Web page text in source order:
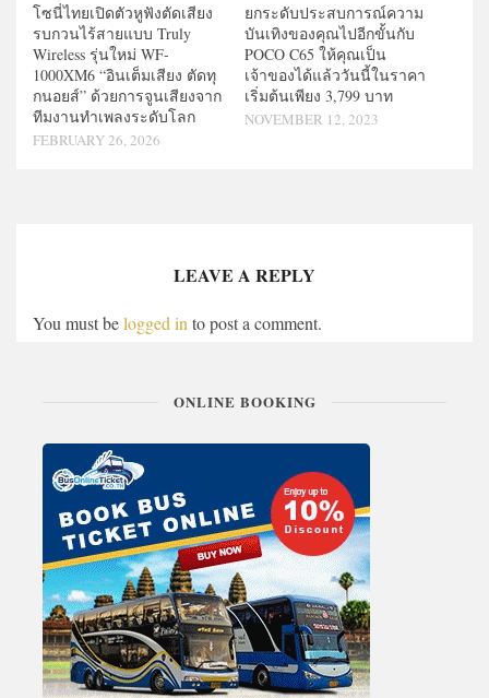
โซนี่ไทยเปิดตัวหูฟังตัดเสียง
รบกวนไร้สายแบบ Truly
Wireless รุ่นใหม่ WF-
1000XM6 “อินเต็มเสียง ตัดทุ
กนอยส์” ด้วยการจูนเสียงจาก
ทีมงานทำเพลงระดับโลก
FEBRUARY 26, 2026
ยกระดับประสบการณ์ความ
บันเทิงของคุณไปอีกขั้นกับ
POCO C65 ให้คุณเป็น
เจ้าของได้แล้ววันนี้ในราคา
เริ่มต้นเพียง 3,799 บาท
NOVEMBER 12, 2023
LEAVE A REPLY
You must belogged in to post a comment.
ONLINE BOOKING